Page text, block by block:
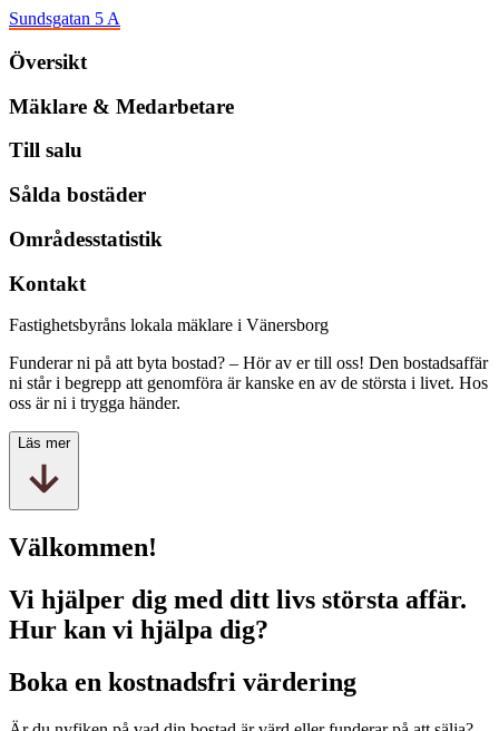
Sundsgatan 5 A
Översikt
Mäklare & Medarbetare
Till salu
Sålda bostäder
Områdesstatistik
Kontakt
Fastighetsbyråns lokala mäklare i Vänersborg
Funderar ni på att byta bostad? – Hör av er till oss! Den bostadsaffär
ni står i begrepp att genomföra är kanske en av de största i livet. Hos
oss är ni i trygga händer.
Läs mer
Välkommen!
Vi hjälper dig med ditt livs största affär.
Hur kan vi hjälpa dig?
Boka en kostnadsfri värdering